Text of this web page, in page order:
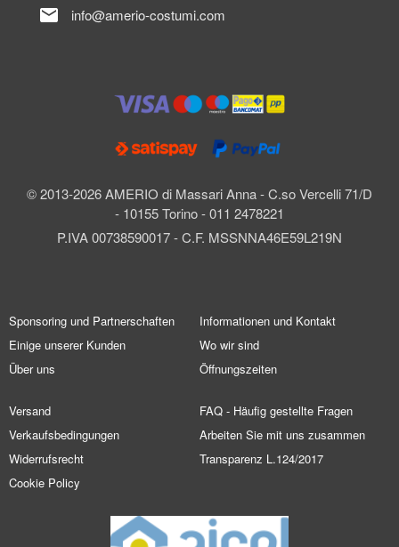
© 2013-2026 AMERIO di Massari Anna - C.so Vercelli 71/D
- 10155 Torino - 011 2478221
P.IVA 00738590017 - C.F. MSSNNA46E59L219N
mail info@amerio-costumi.com
Sponsoring und Partnerschaften
Einige unserer Kunden
Über uns
Informationen und Kontakt
Wo wir sind
Öffnungszeiten
Versand
Verkaufsbedingungen
Widerrufsrecht
Cookie Policy
FAQ - Häufig gestellte Fragen
Arbeiten Sie mit uns zusammen
Transparenz L.124/2017